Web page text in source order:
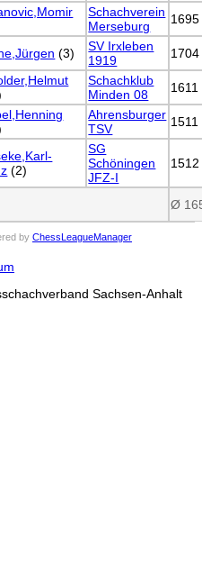
Schachverein
Merseburg
1695
(3)
SV Irxleben
1919
1704
Schachklub
Minden 08
1611
Ahrensburger
TSV
1511
(2)
SG
Schöningen
JFZ-I
1512
Ø
by ChessLeagueManager
Sachsen-Anhalt